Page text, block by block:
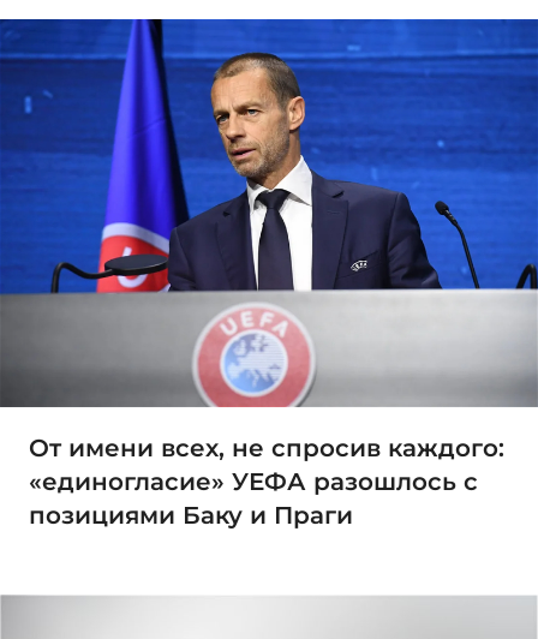
От имени всех, не спросив каждого:
«единогласие» УЕФА разошлось с
позициями Баку и Праги